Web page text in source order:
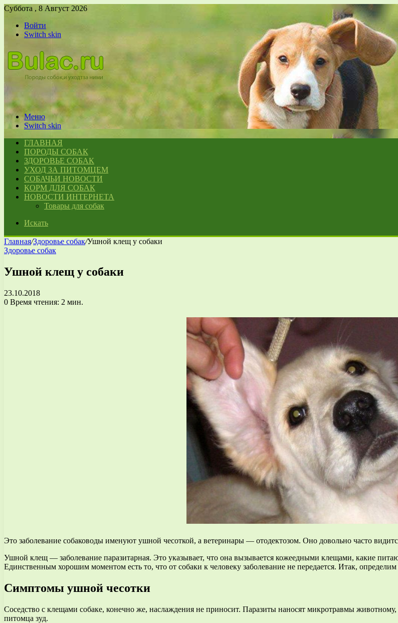
Суббота , 8 Август 2026
Войти
Switch skin
Меню
Switch skin
ГЛАВНАЯ
ПОРОДЫ СОБАК
ЗДОРОВЬЕ СОБАК
УХОД ЗА ПИТОМЦЕМ
СОБАЧЬИ НОВОСТИ
КОРМ ДЛЯ СОБАК
НОВОСТИ ИНТЕРНЕТА
Товары для собак
Искать
Главная/Здоровье собак/Ушной клещ у собаки
Здоровье собак
Ушной клещ у собаки
23.10.2018
0 Время чтения: 2 мин.
Это заболевание собаководы именуют ушной чесоткой, а ветеринары — отодектозом. Оно довольно часто
Ушной клещ — заболевание паразитарная. Это указывает, что она вызывается кожеедными клещами, какие
Единственным хорошим моментом есть то, что от собаки к человеку заболевание не передается. Итак,
Симптомы ушной чесотки
Соседство с клещами собаке, конечно же, наслаждения не приносит. Паразиты наносят микротравмы
питомца зуд.